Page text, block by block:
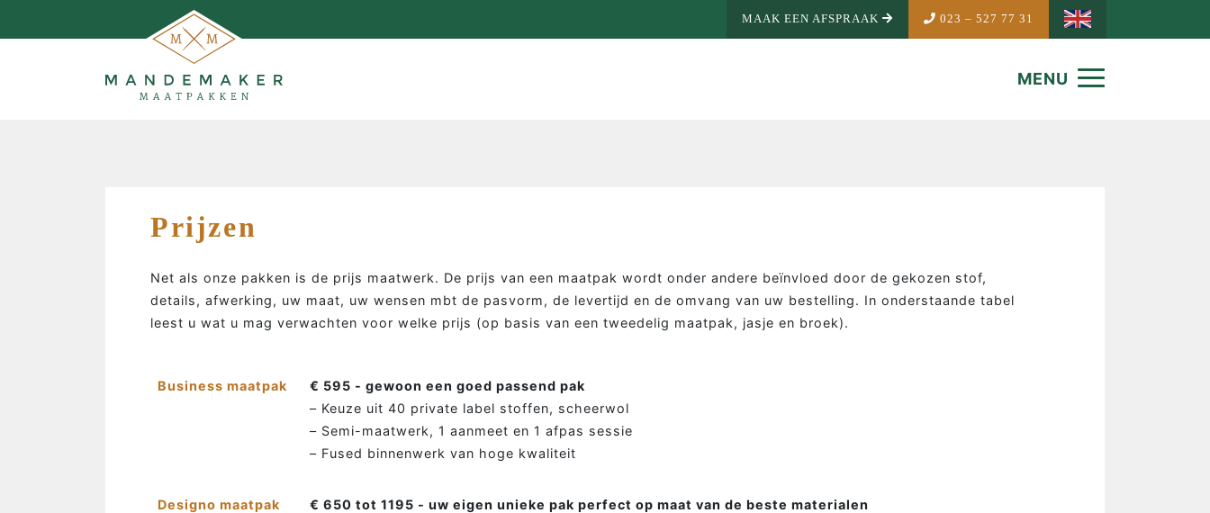
MAAK EEN AFSPRAAK 023 – 527 77 31
MENU
Prijzen
Net als onze pakken is de prijs maatwerk. De prijs van een maatpak wordt onder andere beïnvloed door de gekozen stof,
details, afwerking, uw maat, uw wensen mbt de pasvorm, de levertijd en de omvang van uw bestelling. In onderstaande tabel
leest u wat u mag verwachten voor welke prijs (op basis van een tweedelig maatpak, jasje en broek).
Business maatpak
€ 595 - gewoon een goed passend pak
– Keuze uit 40 private label stoffen, scheerwol
– Semi-maatwerk, 1 aanmeet en 1 afpas sessie
– Fused binnenwerk van hoge kwaliteit
Designo maatpak
€ 650 tot 1195 - uw eigen unieke pak perfect op maat van de beste materialen